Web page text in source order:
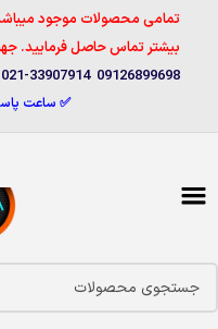
تمامی محصولات موجود
بیشتر تماس حاصل فرمایید.
09126899698 33907914-021
✅ ساعت پاسخگویی از